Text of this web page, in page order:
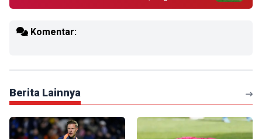
Komentar:
Berita Lainnya